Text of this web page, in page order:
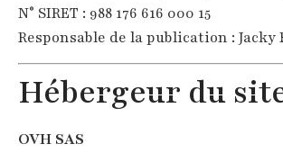
N° SIRET : 988 176 616 000 15
Responsable de la publication : Jacky
Hébergeur du
OVH SAS